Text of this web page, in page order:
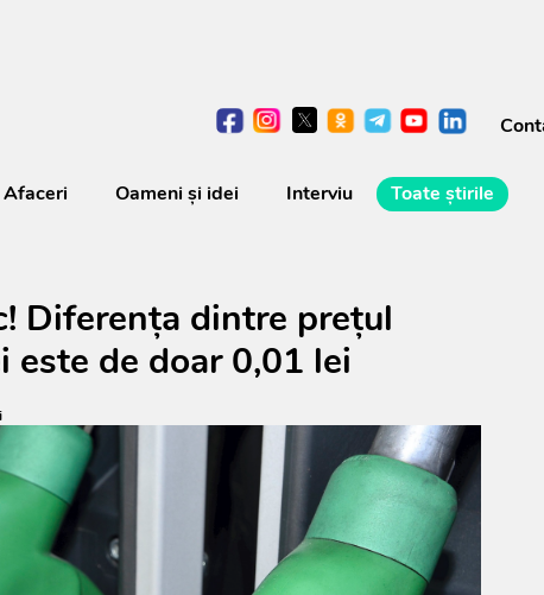
Afaceri Oameni şi idei Interviu Toate știrile
Diferența dintre prețul
de doar 0,01 lei